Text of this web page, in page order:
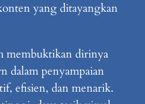
yang ditayangkan
membuktikan dirinya
dalam penyampaian
efisien, dan menarik.